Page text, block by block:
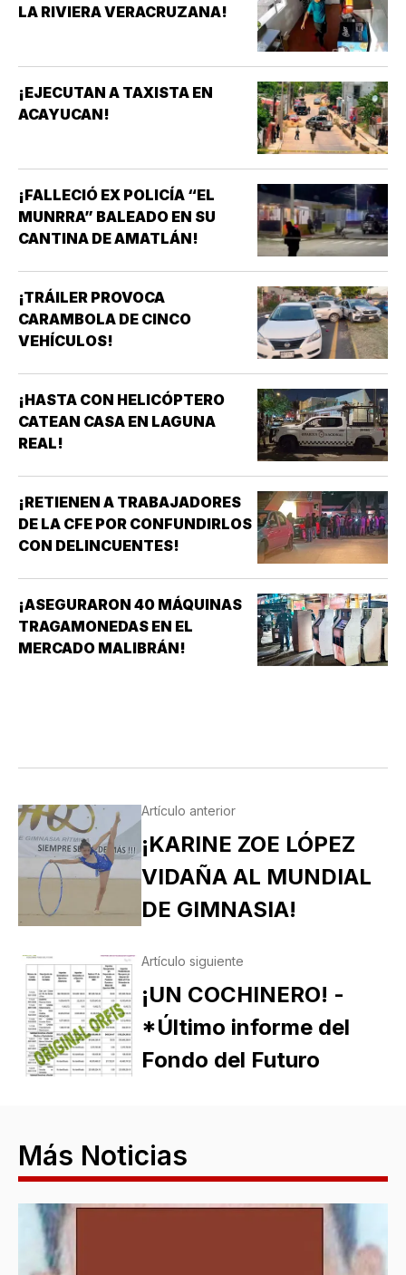
LA RIVIERA VERACRUZANA!
¡EJECUTAN A TAXISTA EN
ACAYUCAN!
¡FALLECIÓ EX POLICÍA “EL
MUNRRA” BALEADO EN SU
CANTINA DE AMATLÁN!
¡TRÁILER PROVOCA
CARAMBOLA DE CINCO
VEHÍCULOS!
¡HASTA CON HELICÓPTERO
CATEAN CASA EN LAGUNA
REAL!
¡RETIENEN A TRABAJADORES
DE LA CFE POR CONFUNDIRLOS
CON DELINCUENTES!
¡ASEGURARON 40 MÁQUINAS
TRAGAMONEDAS EN EL
MERCADO MALIBRÁN!
Artículo anterior
¡KARINE ZOE LÓPEZ
VIDAÑA AL MUNDIAL
DE GIMNASIA!
Artículo siguiente
¡UN COCHINERO! -
*Último informe del
Fondo del Futuro
Más Noticias